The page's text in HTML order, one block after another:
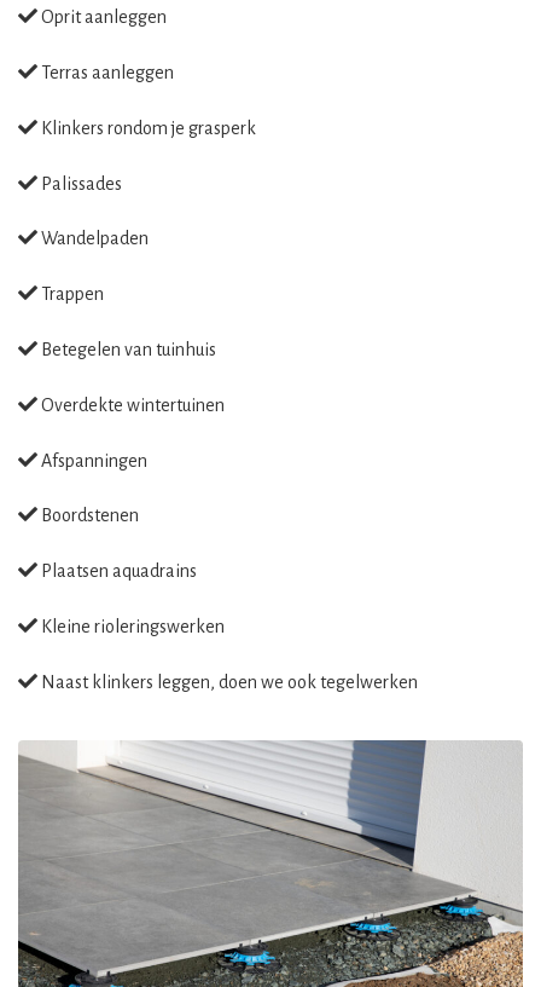
Oprit aanleggen
Terras aanleggen
Klinkers rondom je grasperk
Palissades
Wandelpaden
Trappen
Betegelen van tuinhuis
Overdekte wintertuinen
Afspanningen
Boordstenen
Plaatsen aquadrains
Kleine rioleringswerken
Naast klinkers leggen, doen we ook tegelwerken